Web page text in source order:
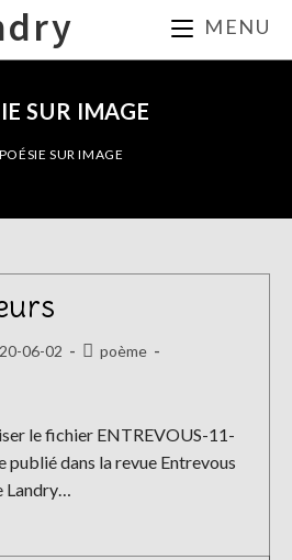
MENU
SUR IMAGE
POÉSIE SUR IMAGE
06-02
Postpoème
le fichier ENTREVOUS-11-
publié dans la revue Entrevous
Landry…